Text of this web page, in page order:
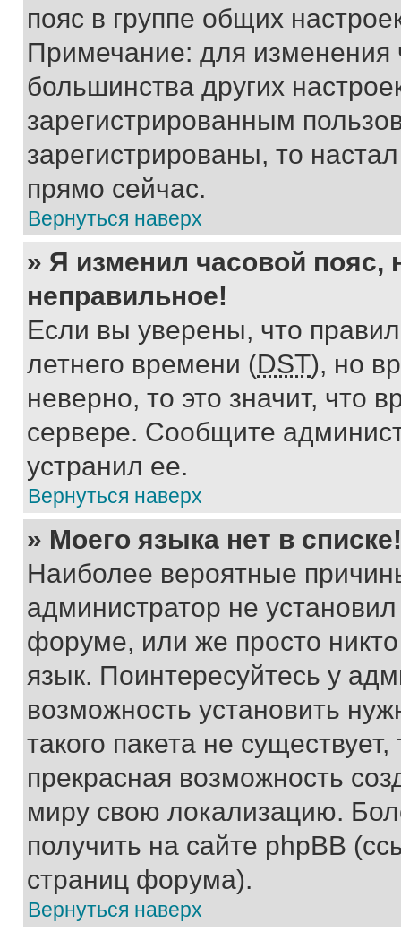
пояс в группе общих
Примечание: для изменения
большинства других
зарегистрированным
зарегистрированы, то
прямо сейчас.
Вернуться наверх
» Я изменил часовой пояс,
неправильное!
Если вы уверены, что
летнего времени (DST), но
неверно, то это значит, что
сервере. Сообщите
устранил ее.
Вернуться наверх
» Моего языка нет в списке!
Наиболее вероятные
администратор не
форуме, или же просто
язык. Поинтересуйтесь у
возможность установить
такого пакета не
прекрасная возможность
миру свою локализацию.
получить на сайте phpBB
страниц форума).
Вернуться наверх